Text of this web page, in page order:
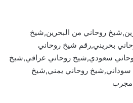
روحاني من البحرين,شيخ
بحريني,رقم شيخ روحاني
سعودي,شيخ روحاني عراقي,شيخ
روحاني يمني,شيخ
مجرب